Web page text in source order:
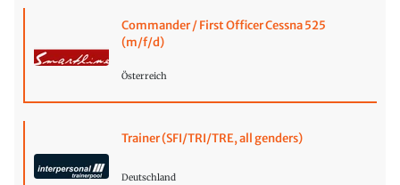
Commander / First Officer Cessna 525
(m/f/d)
Österreich
Trainer (SFI/TRI/TRE, all genders)
Deutschland